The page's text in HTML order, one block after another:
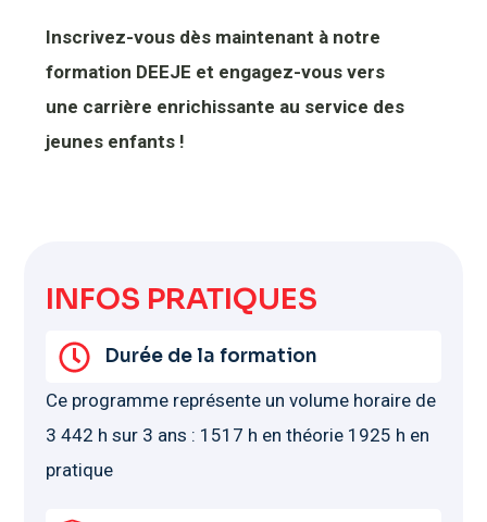
Inscrivez-vous dès maintenant à notre
formation DEEJE et engagez-vous vers
une carrière enrichissante au service des
jeunes enfants !
INFOS PRATIQUES
Durée de la formation
Ce programme représente un volume horaire de
3 442 h sur 3 ans : 1517 h en théorie 1925 h en
pratique